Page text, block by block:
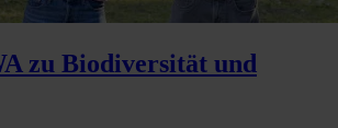
zu Biodiversität und